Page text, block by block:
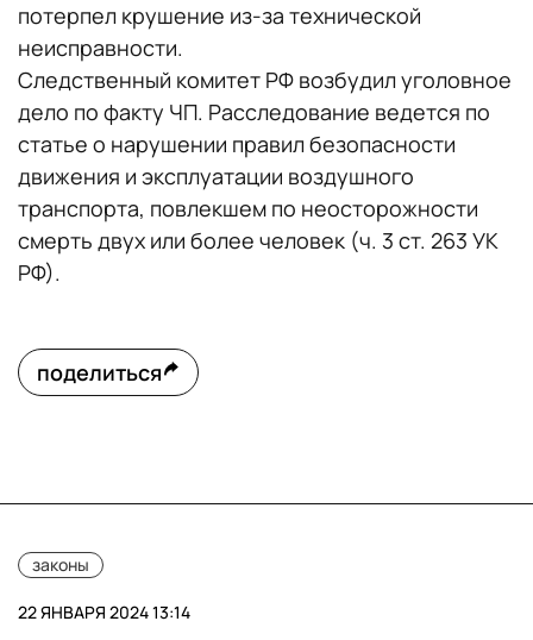
потерпел крушение из-за технической
неисправности.
Следственный комитет РФ возбудил уголовное
дело по факту ЧП. Расследование ведется по
статье о нарушении правил безопасности
движения и эксплуатации воздушного
транспорта, повлекшем по неосторожности
смерть двух или более человек (ч. 3 ст. 263 УК
РФ).
поделиться
законы
22 ЯНВАРЯ 2024 13:14